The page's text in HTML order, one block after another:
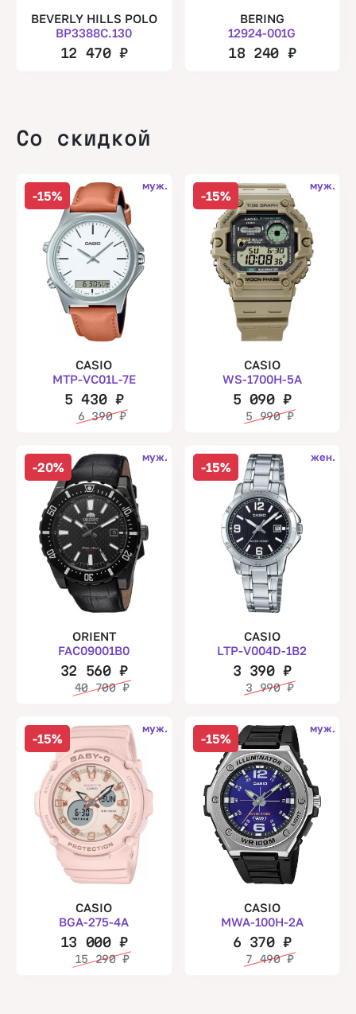
BEVERLY HILLS POLO
BP3388C.130
12 470₽
BERING
12924-001G
18 240 ₽
Со скидкой
-15%
муж.
CASIO
MTP-VC01L-7E
5 430 ₽
6 390₽
-15%
муж.
CASIO
WS-1700H-5A
5 090₽
5 990₽
-20%
муж.
ORIENT
FAC09001B0
32 560₽
40 700₽
-15%
жен.
CASIO
LTP-V004D-1B2
3 390₽
3 990₽
-15%
муж.
CASIO
BGA-275-4A
13 000₽
15 290₽
-15%
муж.
CASIO
MWA-100H-2A
6 370₽
7 490₽